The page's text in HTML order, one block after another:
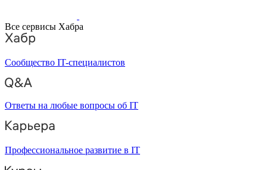
Все сервисы Хабра
Сообщество IT-специалистов
Ответы на любые вопросы об IT
Профессиональное развитие в IT